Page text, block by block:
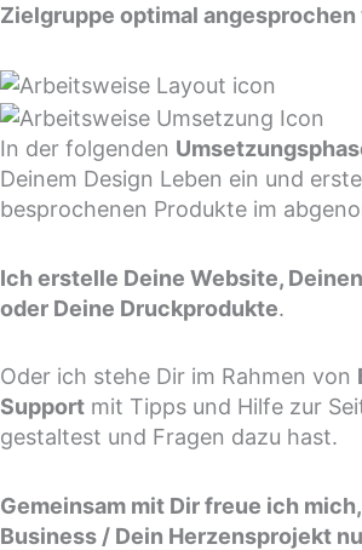
Zielgruppe optimal angesprochen
In der folgenden
Deinem Design Leben ein und
besprochenen Produkte im
Ich erstelle Deine Website,
oder Deine Druckprodukte.
Oder ich stehe Dir im Rahmen von
Support mit Tipps und Hilfe zur
gestaltest und Fragen dazu hast.
Gemeinsam mit Dir freue ich
Business / Dein Herzensprojekt